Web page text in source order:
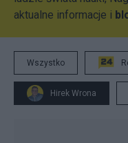
aktualne informacje i
Wszystko
Hirek Wrona